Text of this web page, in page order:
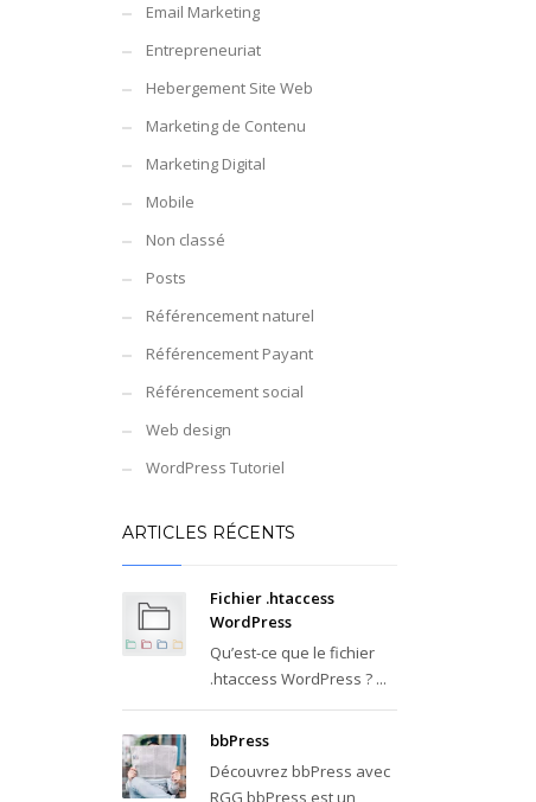
Email Marketing
Entrepreneuriat
Hebergement Site Web
Marketing de Contenu
Marketing Digital
Mobile
Non classé
Posts
Référencement naturel
Référencement Payant
Référencement social
Web design
WordPress Tutoriel
ARTICLES RÉCENTS
Fichier .htaccess
WordPress
Qu’est-ce que le fichier
.htaccess WordPress ? ...
bbPress
Découvrez bbPress avec
RGG bbPress est un